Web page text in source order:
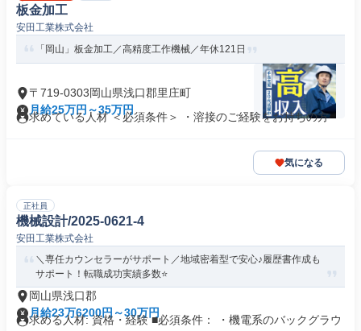
板金加工
安田工業株式会社
「岡山」板金加工／高精度工作機械／年休121日
〒719-0303岡山県浅口郡里庄町
月給25万円～35万円
求めている人材 ＜必須条件＞ ・溶接のご経験をお持ちの方
気になる
正社員
機械設計/2025-0621-4
安田工業株式会社
＼専任カウンセラーがサポート／地域密着型で安心♪履歴書作成も
サポート！転職成功実績多数⭐️
岡山県浅口郡
月給23万6200円～30万円
求める人材: 資格・経験 ■必須条件： ・機電系のバックグラウ